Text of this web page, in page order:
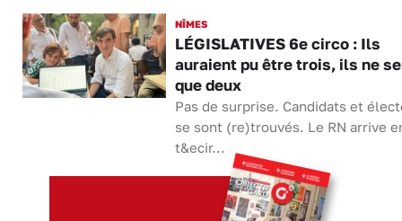
NÎMES
LÉGISLATIVES 6e circo : Ils
auraient pu être trois, ils ne
que deux
Pas de surprise. Candidats et
se sont (re)trouvés. Le RN arrive
t&ecir...